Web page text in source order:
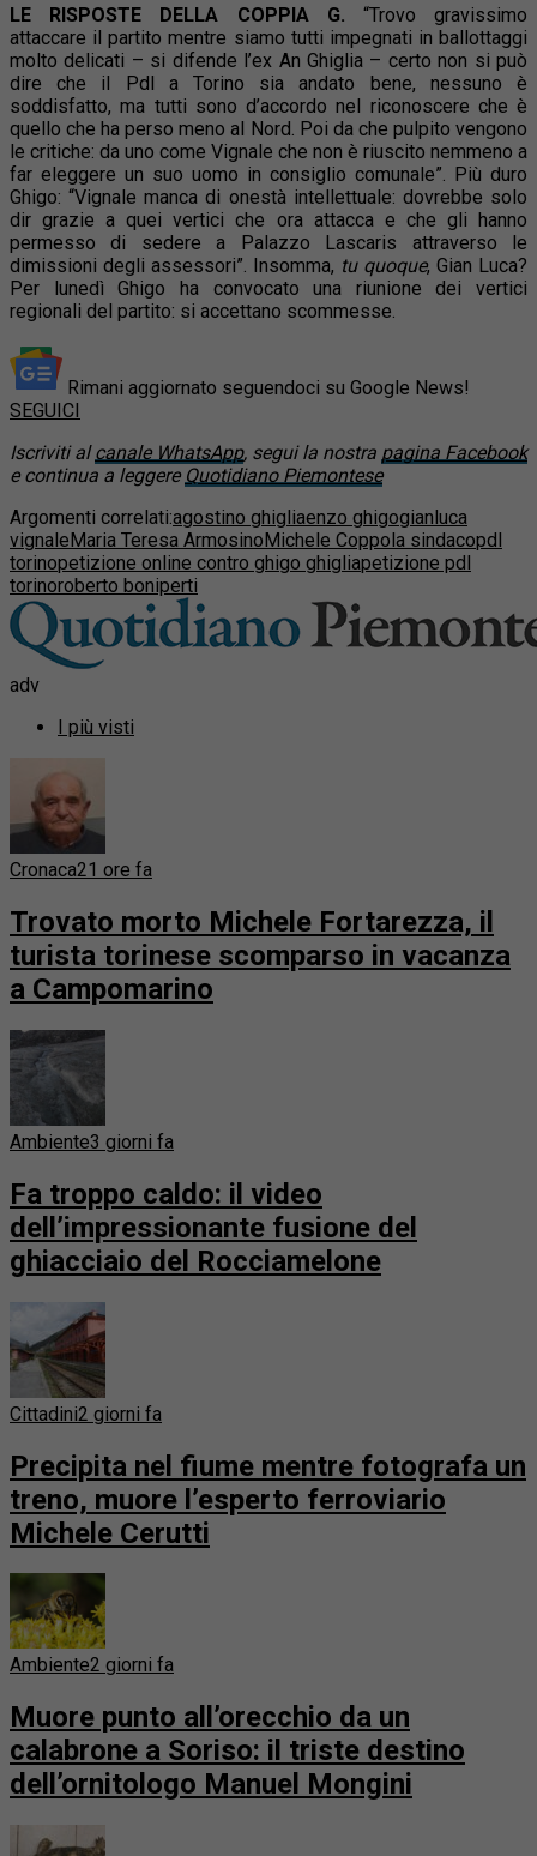
LE RISPOSTE DELLA COPPIA G. “Trovo gravissimo
attaccare il partito mentre siamo tutti impegnati in ballottaggi
molto delicati – si difende l’ex An Ghiglia – certo non si può
dire che il Pdl a Torino sia andato bene, nessuno è
soddisfatto, ma tutti sono d’accordo nel riconoscere che è
quello che ha perso meno al Nord. Poi da che pulpito vengono
le critiche: da uno come Vignale che non è riuscito nemmeno a
far eleggere un suo uomo in consiglio comunale”. Più duro
Ghigo: “Vignale manca di onestà intellettuale: dovrebbe solo
dir grazie a quei vertici che ora attacca e che gli hanno
permesso di sedere a Palazzo Lascaris attraverso le
dimissioni degli assessori”. Insomma, tu quoque, Gian Luca?
Per lunedì Ghigo ha convocato una riunione dei vertici
regionali del partito: si accettano scommesse.
Rimani aggiornato seguendoci su Google News!
SEGUICI
Iscriviti alcanale WhatsApp, segui la nostra pagina Facebook
e continua a leggere Quotidiano Piemontese
Argomenti correlati:agostino ghigliaenzo ghigogianluca
vignaleMaria Teresa ArmosinoMichele Coppola sindacopdl
torinopetizione online contro ghigo ghigliapetizione pdl
torinoroberto boniperti
adv
I più visti
Cronaca21 ore fa
Trovato morto Michele Fortarezza, il
turista torinese scomparso in vacanza
a Campomarino
Ambiente3 giorni fa
Fa troppo caldo: il video
dell’impressionante fusione del
ghiacciaio del Rocciamelone
Cittadini2 giorni fa
Precipita nel fiume mentre fotografa un
treno, muore l’esperto ferroviario
Michele Cerutti
Ambiente2 giorni fa
Muore punto all’orecchio da un
calabrone a Soriso: il triste destino
dell’ornitologo Manuel Mongini